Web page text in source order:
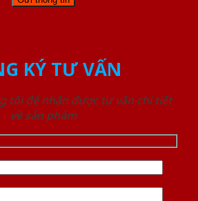
KÝ TƯ VẤN
tôi để nhận được tư vấn chi tiết
về sản phẩm